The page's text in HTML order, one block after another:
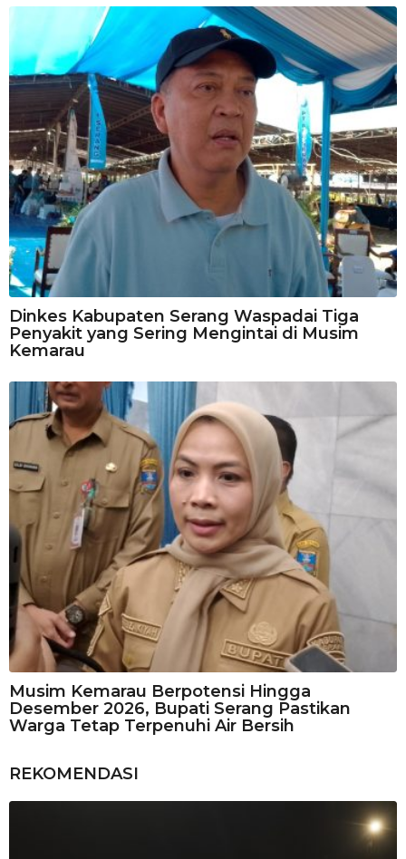
Dinkes Kabupaten Serang Waspadai Tiga
Penyakit yang Sering Mengintai di Musim
Kemarau
Musim Kemarau Berpotensi Hingga
Desember 2026, Bupati Serang Pastikan
Warga Tetap Terpenuhi Air Bersih
REKOMENDASI